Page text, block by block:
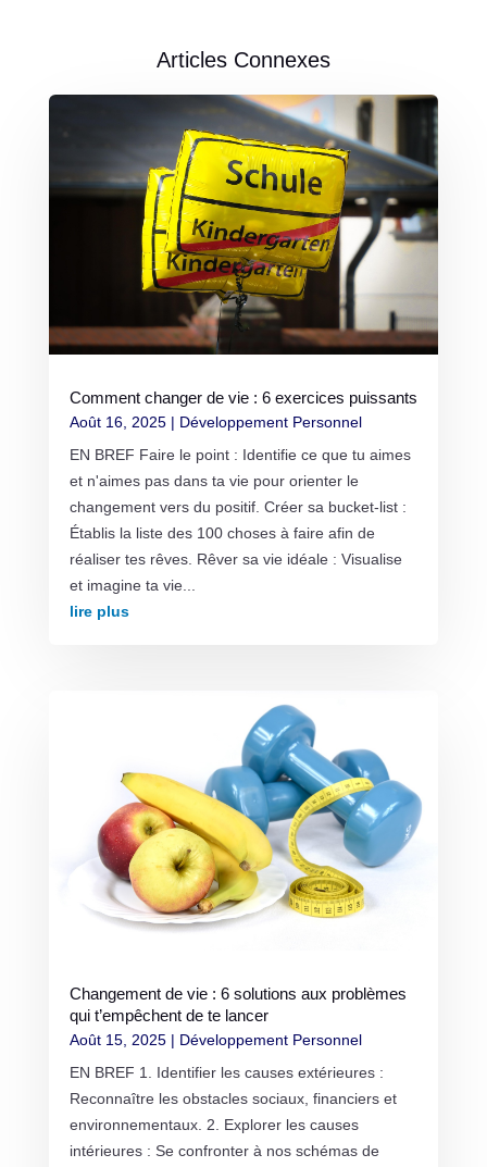
Articles Connexes
Comment changer de vie : 6 exercices puissants
Août 16, 2025| Développement Personnel
EN BREF Faire le point : Identifie ce que tu aimes
et n'aimes pas dans ta vie pour orienter le
changement vers du positif. Créer sa bucket-list :
Établis la liste des 100 choses à faire afin de
réaliser tes rêves. Rêver sa vie idéale : Visualise
et imagine ta vie...
lire plus
Changement de vie : 6 solutions aux problèmes
qui t’empêchent de te lancer
Août 15, 2025| Développement Personnel
EN BREF 1. Identifier les causes extérieures :
Reconnaître les obstacles sociaux, financiers et
environnementaux. 2. Explorer les causes
intérieures : Se confronter à nos schémas de